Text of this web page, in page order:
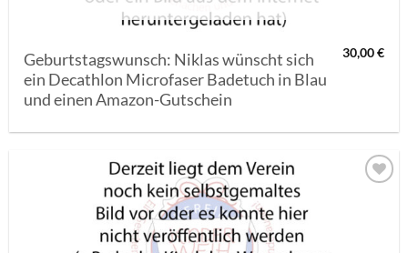
Geburtstagswunsch: Niklas wünscht sich
ein Decathlon Microfaser Badetuch in Blau
und einen Amazon-Gutschein
30,00€